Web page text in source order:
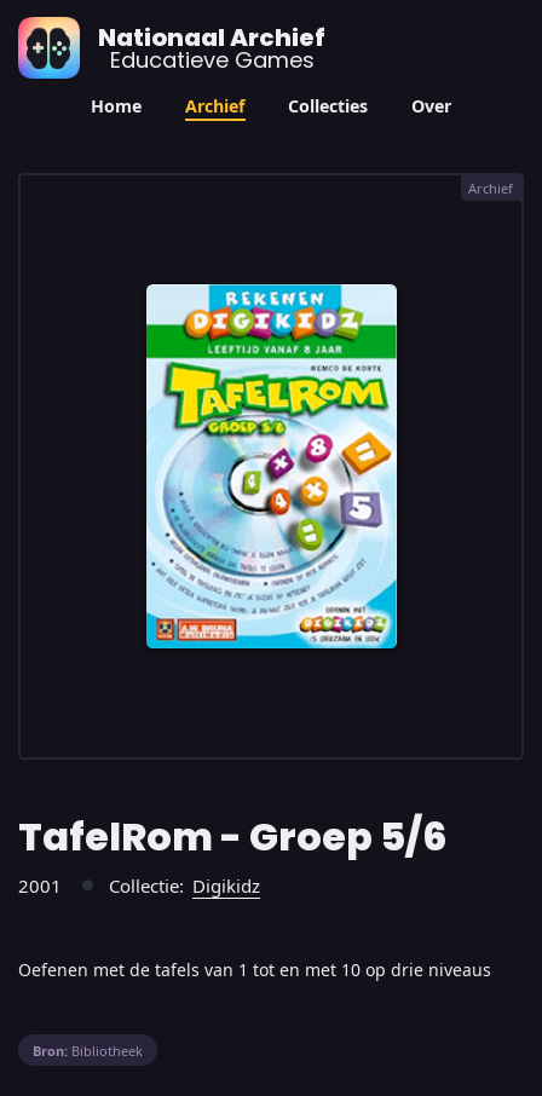
Nationaal Archief
Educatieve Games
Home Archief Collecties Over
Archief
TafelRom - Groep 5/6
2001 ● Collectie: Digikidz
Oefenen met de tafels van 1 tot en met 10 op drie niveaus
Bron: Bibliotheek